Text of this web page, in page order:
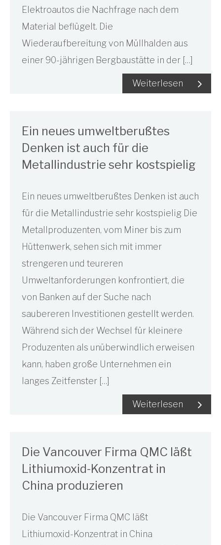
Elektroautos die Nachfrage nach dem
Material beflügelt. Die
Wiederaufbereitung von Müllhalden aus
einer 90-jährigen Bergbaustätte in der […]
Weiterlesen
Ein neues umweltberußtes
Denken ist auch für die
Metallindustrie sehr kostspielig
Ein neues umweltberußtes Denken ist auch
für die Metallindustrie sehr kostspielig Die
Metallproduzenten, vom Miner bis zum
Hüttenwerk, sehen sich mit immer
strengeren und teureren
Umweltanforderungen konfrontiert, die
von Banken auf der Suche nach
saubereren Investitionen gestellt werden.
Während sich der Wechsel für kleinere
Produzenten als unüberwindlich erweisen
kann, haben große Unternehmen ein
langes Zeitfenster […]
Weiterlesen
Die Vancouver Firma QMC läßt
Lithiumoxid-Konzentrat in
China produzieren
Die Vancouver Firma QMC läßt
Lithiumoxid-Konzentrat in China